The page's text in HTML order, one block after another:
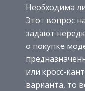
Необходима
Этот вопрос
задают
о покупке
или кросс-
варианта, то